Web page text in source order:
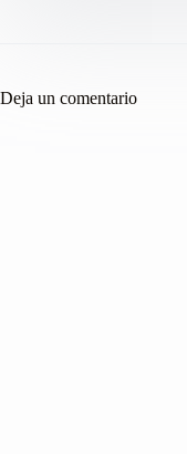
Deja un comentario